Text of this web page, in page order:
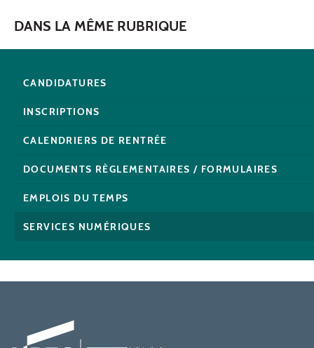
DANS LA MÊME RUBRIQUE
CANDIDATURES
INSCRIPTIONS
CALENDRIERS DE RENTRÉE
DOCUMENTS RÈGLEMENTAIRES / FORMULAIRES
EMPLOIS DU TEMPS
SERVICES NUMÉRIQUES